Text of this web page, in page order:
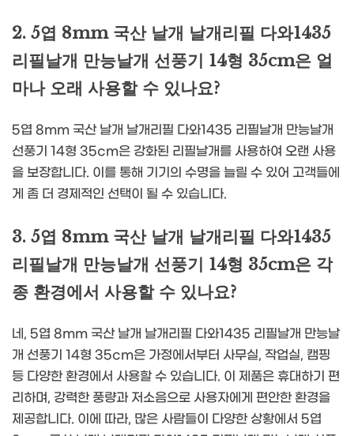
2. 5엽 8mm 국산 날개 날개리필 다와1435
리필날개 만능날개 선풍기 14형 35cm은 얼
마나 오래 사용할 수 있나요?
5엽 8mm 국산 날개 날개리필 다와1435 리필날개 만능날개
선풍기 14형 35cm은 강화된 리필날개를 사용하여 오랜 사용
을 보장합니다. 이를 통해 기기의 수명을 늘릴 수 있어 고객들에
게 좀 더 경제적인 선택이 될 수 있습니다.
3. 5엽 8mm 국산 날개 날개리필 다와1435
리필날개 만능날개 선풍기 14형 35cm은 각
종 환경에서 사용할 수 있나요?
네, 5엽 8mm 국산 날개 날개리필 다와1435 리필날개 만능날
개 선풍기 14형 35cm은 가정에서부터 사무실, 작업실, 캠핑
등 다양한 환경에서 사용할 수 있습니다. 이 제품은 휴대하기 편
리하며, 강력한 풍량과 저소음으로 사용자에게 편안한 환경을
제공합니다. 이에 따라, 많은 사람들이 다양한 상황에서 5엽